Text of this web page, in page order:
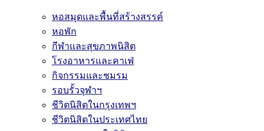
หอสมุดและพื้นที่สร้างสรรค์
หอพัก
กีฬาและสุขภาพนิสิต
โรงอาหารและคาเฟ่
กิจกรรมและชมรม
รอบรั้วจุฬาฯ
ชีวิตนิสิตในกรุงเทพฯ
ชีวิตนิสิตในประเทศไทย